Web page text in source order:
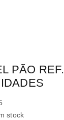
PÃO
stock